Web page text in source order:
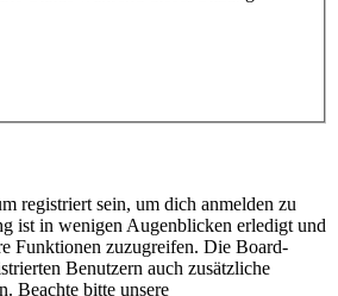
registriert sein, um dich anmelden zu
ist in wenigen Augenblicken erledigt und
Funktionen zuzugreifen. Die Board-
Benutzern auch zusätzliche
Beachte bitte unsere